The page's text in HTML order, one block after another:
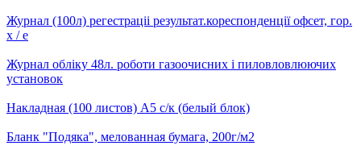
Журнал (100л) регестраціі результат.кореспонденції офсет, гор.
х / е
Журнал обліку 48л. роботи газоочисних і пиловловлюючих
установок
Накладная (100 листов) А5 с/к (белый блок)
Бланк "Подяка", мелованная бумага, 200г/м2